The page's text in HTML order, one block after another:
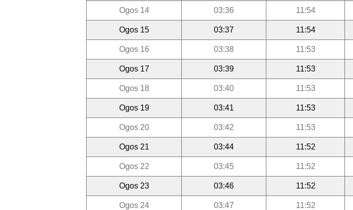
Ogos 14 03:36 11:54
Ogos 15 03:37 11:54
Ogos 16 03:38 11:53
Ogos 17 03:39 11:53
Ogos 18 03:40 11:53
Ogos 19 03:41 11:53
Ogos 20 03:42 11:53
Ogos 21 03:44 11:52
Ogos 22 03:45 11:52
Ogos 23 03:46 11:52
Ogos 24 03:47 11:52